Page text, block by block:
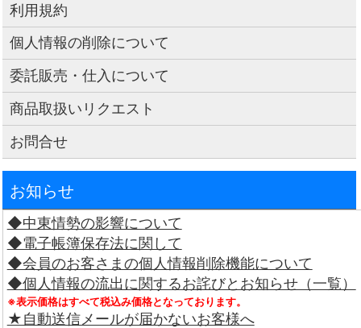
利用規約
個人情報の削除について
委託販売・仕入について
商品取扱いリクエスト
お問合せ
お知らせ
◆中東情勢の影響について
◆電子帳簿保存法に関して
◆会員のお客さまの個人情報削除機能について
◆個人情報の流出に関するお詫びとお知らせ（一覧）
※表示価格はすべて税込み価格となっております。
★自動送信メールが届かないお客様へ